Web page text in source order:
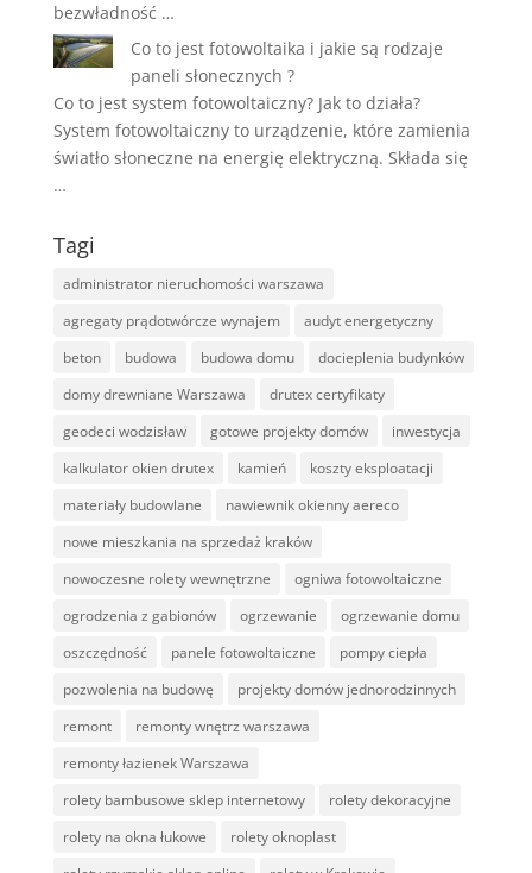
bezwładność …
Co to jest fotowoltaika i jakie są rodzaje
paneli słonecznych ?
Co to jest system fotowoltaiczny? Jak to działa?
System fotowoltaiczny to urządzenie, które zamienia
światło słoneczne na energię elektryczną. Składa się
…
Tagi
administrator nieruchomości warszawa
agregaty prądotwórcze wynajem
audyt energetyczny
beton
budowa budowa domu
docieplenia budynków
domy drewniane Warszawa
drutex certyfikaty
geodeci wodzisław
gotowe projekty domów
inwestycja
kalkulator okien drutex
kamień
koszty eksploatacji
materiały budowlane
nawiewnik okienny aereco
nowe mieszkania na sprzedaż kraków
nowoczesne rolety wewnętrzne
ogniwa fotowoltaiczne
ogrodzenia z gabionów
ogrzewanie
ogrzewanie domu
oszczędność
panele fotowoltaiczne
pompy ciepła
pozwolenia na budowę
projekty domów jednorodzinnych
remont
remonty wnętrz warszawa
remonty łazienek Warszawa
rolety bambusowe sklep internetowy
rolety dekoracyjne
rolety na okna łukowe
rolety oknoplast